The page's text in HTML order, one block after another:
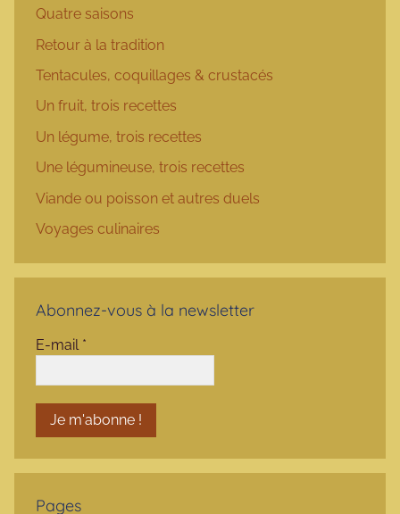
Quatre saisons
Retour à la tradition
Tentacules, coquillages & crustacés
Un fruit, trois recettes
Un légume, trois recettes
Une légumineuse, trois recettes
Viande ou poisson et autres duels
Voyages culinaires
Abonnez-vous à la newsletter
E-mail *
Pages